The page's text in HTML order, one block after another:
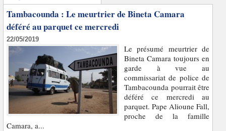
Tambacounda : Le meurtrier de Bineta Camara
déféré au parquet ce mercredi
22/05/2019
Le présumé meurtrier de
Bineta Camara toujours en
garde à vue au
commissariat de police de
Tambacounda pourrait être
déféré ce mercredi au
parquet. Pape Alioune Fall,
proche de la famille
Camara, a...